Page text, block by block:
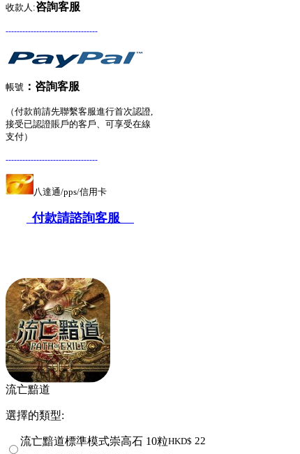
收款人:咨詢客服
---------------------------------
帳號 ： 咨詢客服
（付款前請先聯繫客服進行首次認證,
接受已認證賬戶的客戶、可享受在線
支付）
---------------------------------
八達通/pps/信用卡
付款請諮詢客服
流亡黯道
選擇的類型:
流亡黯道標準模式崇高石 10粒HKD$ 22